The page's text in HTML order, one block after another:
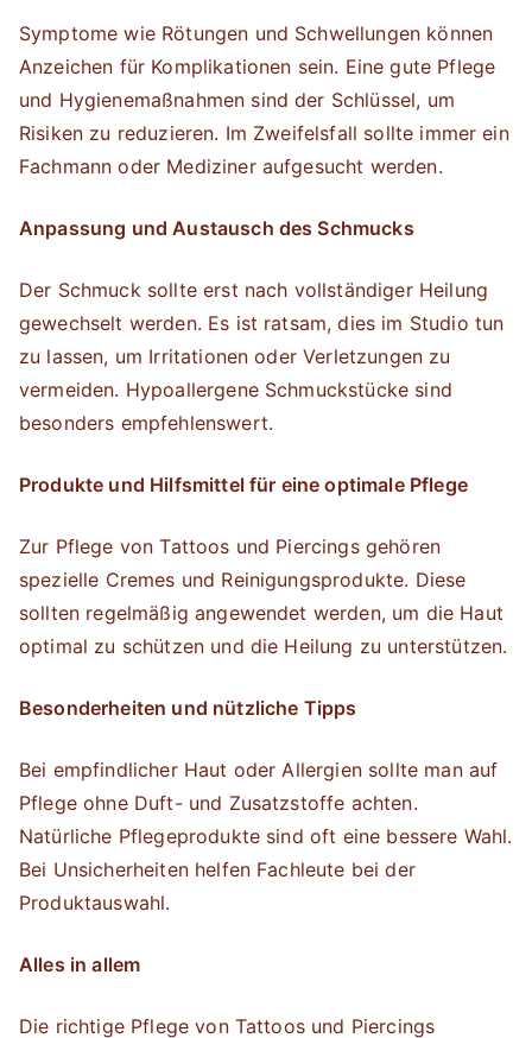
Symptome wie Rötungen und Schwellungen können
Anzeichen für Komplikationen sein. Eine gute Pflege
und Hygienemaßnahmen sind der Schlüssel, um
Risiken zu reduzieren. Im Zweifelsfall sollte immer ein
Fachmann oder Mediziner aufgesucht werden.
Anpassung und Austausch des Schmucks
Der Schmuck sollte erst nach vollständiger Heilung
gewechselt werden. Es ist ratsam, dies im Studio tun
zu lassen, um Irritationen oder Verletzungen zu
vermeiden. Hypoallergene Schmuckstücke sind
besonders empfehlenswert.
Produkte und Hilfsmittel für eine optimale Pflege
Zur Pflege von Tattoos und Piercings gehören
spezielle Cremes und Reinigungsprodukte. Diese
sollten regelmäßig angewendet werden, um die Haut
optimal zu schützen und die Heilung zu unterstützen.
Besonderheiten und nützliche Tipps
Bei empfindlicher Haut oder Allergien sollte man auf
Pflege ohne Duft- und Zusatzstoffe achten.
Natürliche Pflegeprodukte sind oft eine bessere Wahl.
Bei Unsicherheiten helfen Fachleute bei der
Produktauswahl.
Alles in allem
Die richtige Pflege von Tattoos und Piercings